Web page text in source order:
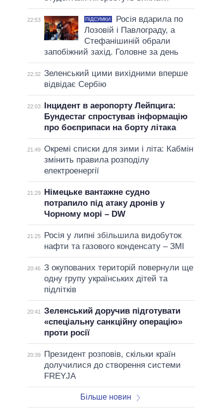
22:53 ПІДСУМКИ
Росія вдарила по
Лозовій і Павлограду, а
Стефанішиній обрали
запобіжний захід. Головне за день
22:32 Зеленський цими вихідними вперше
відвідає Сербію
22:03
Інцидент в аеропорту Лейпцига:
Бундестаг спростував інформацію
про боєприпаси на борту літака
21:49 Окремі списки для зими і літа: Кабмін
змінить правила розподілу
електроенергії
21:29
Німецьке вантажне судно
потрапило під атаку дронів у
Чорному морі – DW
21:25
Росія у липні збільшила видобуток
нафти та газового конденсату – ЗМІ
20:46 З окупованих територій повернули ще
одну групу українських дітей та
підлітків
20:41
Зеленський доручив підготувати
«спеціальну санкційну операцію»
проти росії
20:39
Президент розповів, скільки країн
долучилися до створення системи
FREYJA
Більше новин